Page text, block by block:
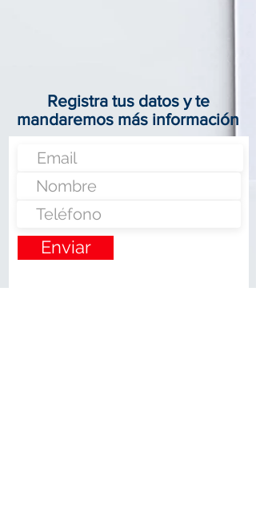
Registra tus datos y te
mandaremos más información
Nunca fue tan fácil montar un negocio
Enviar